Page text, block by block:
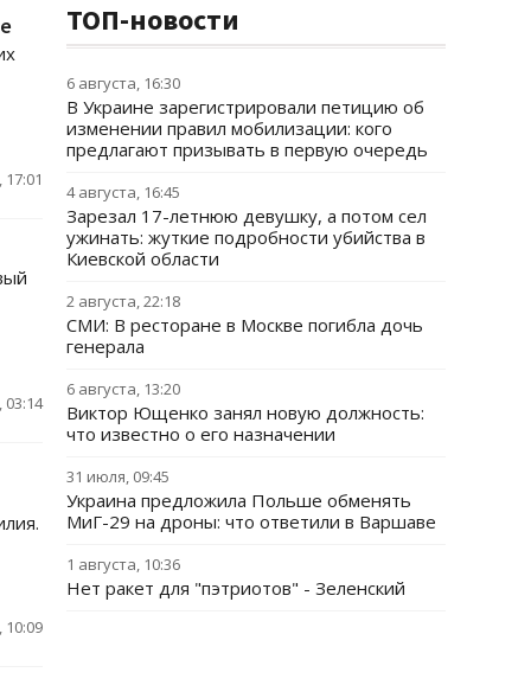
03:14
10:09
ТОП-новости
6 августа, 16:30
В Украине зарегистрировали петицию об
изменении правил мобилизации: кого
предлагают призывать в первую очередь
4 августа, 16:45
Зарезал 17-летнюю девушку, а потом сел
ужинать: жуткие подробности убийства в
Киевской области
2 августа, 22:18
СМИ: В ресторане в Москве погибла дочь
генерала
6 августа, 13:20
Виктор Ющенко занял новую должность:
что известно о его назначении
31 июля, 09:45
Украина предложила Польше обменять
МиГ-29 на дроны: что ответили в Варшаве
1 августа, 10:36
Нет ракет для "пэтриотов" - Зеленский